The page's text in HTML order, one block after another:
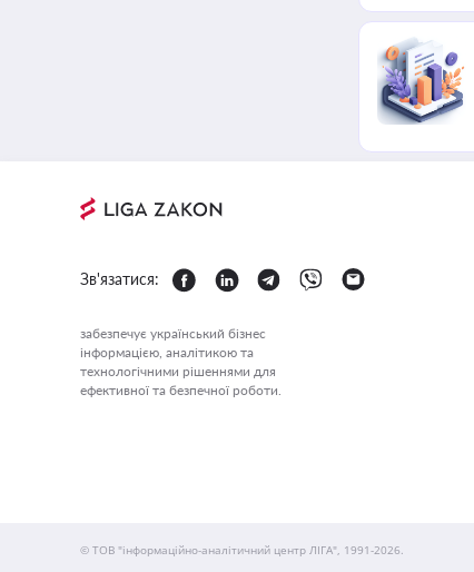
Зв'язатися:
забезпечує український бізнес
інформацією, аналітикою та
технологічними рішеннями для
ефективної та безпечної роботи.
© ТОВ "інформаційно-аналітичний центр ЛІГА", 1991-2026.